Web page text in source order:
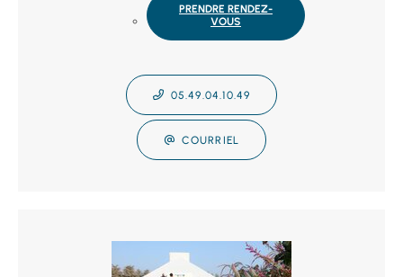
PRENDRE RENDEZ-
VOUS
05.49.04.10.49
COURRIEL